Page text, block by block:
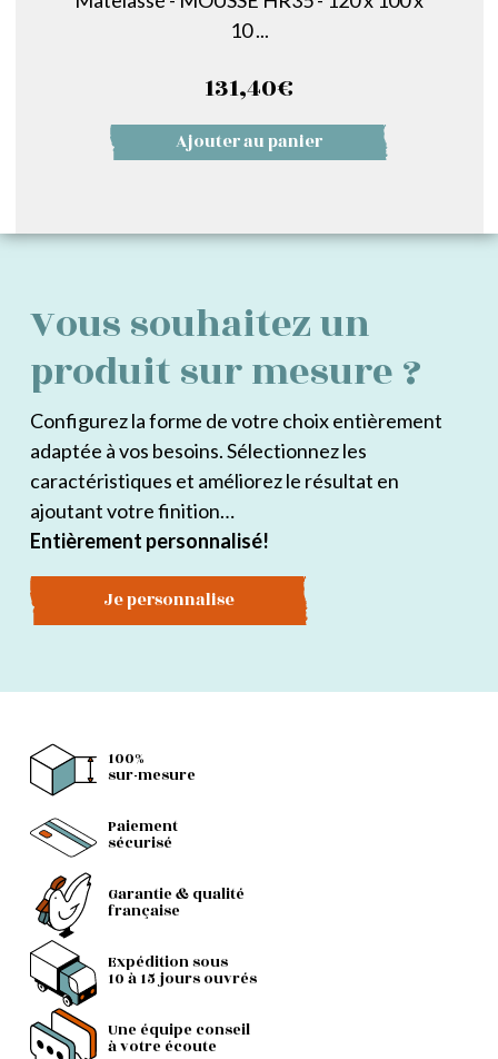
10 ...
131,40€
Ajouter au panier
Vous souhaitez un
produit sur mesure ?
Configurez la forme de votre choix entièrement
adaptée à vos besoins. Sélectionnez les
caractéristiques et améliorez le résultat en
ajoutant votre finition…
Entièrement personnalisé!
Je personnalise
100%
sur-mesure
Paiement
sécurisé
Garantie & qualité
française
Expédition sous
10 à 15 jours ouvrés
Une équipe conseil
à votre écoute